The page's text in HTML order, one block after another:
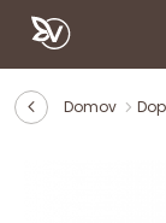
Domov